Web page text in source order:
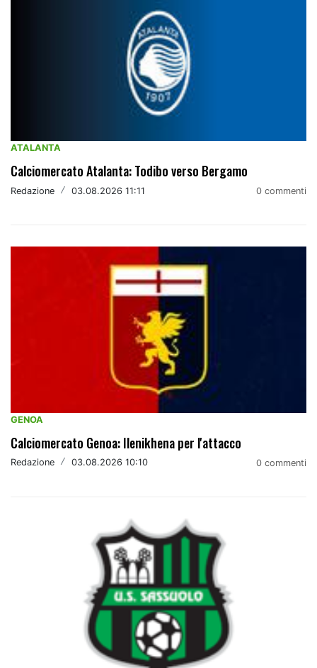
ATALANTA
Calciomercato Atalanta: Todibo verso Bergamo
Redazione / 03.08.2026 11:11 0 commenti
GENOA
Calciomercato Genoa: Ilenikhena per l'attacco
Redazione / 03.08.2026 10:10 0 commenti